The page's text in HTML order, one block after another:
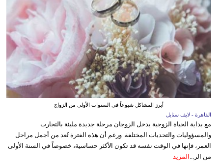
أبرز المشاكل شيوعاً في السنوات الأولى من الزواج
القاهرة - لايف ستايل
مع بداية الحياة الزوجية يدخل الزوجان مرحلة جديدة مليئة بالتجارب
والمسؤوليات والتحديات المختلفة. ورغم أن هذه الفترة تُعد من أجمل مراحل
العمر، فإنها في الوقت نفسه قد تكون الأكثر حساسية، خصوصاً في السنة الأولى
من الز...
المزيد